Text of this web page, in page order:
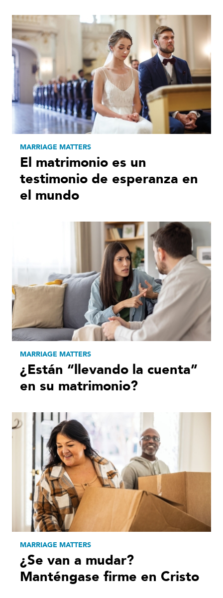
MARRIAGE MATTERS
El matrimonio es un
testimonio de esperanza en
el mundo
MARRIAGE MATTERS
¿Están “llevando la cuenta”
en su matrimonio?
MARRIAGE MATTERS
¿Se van a mudar?
Manténgase firme en Cristo